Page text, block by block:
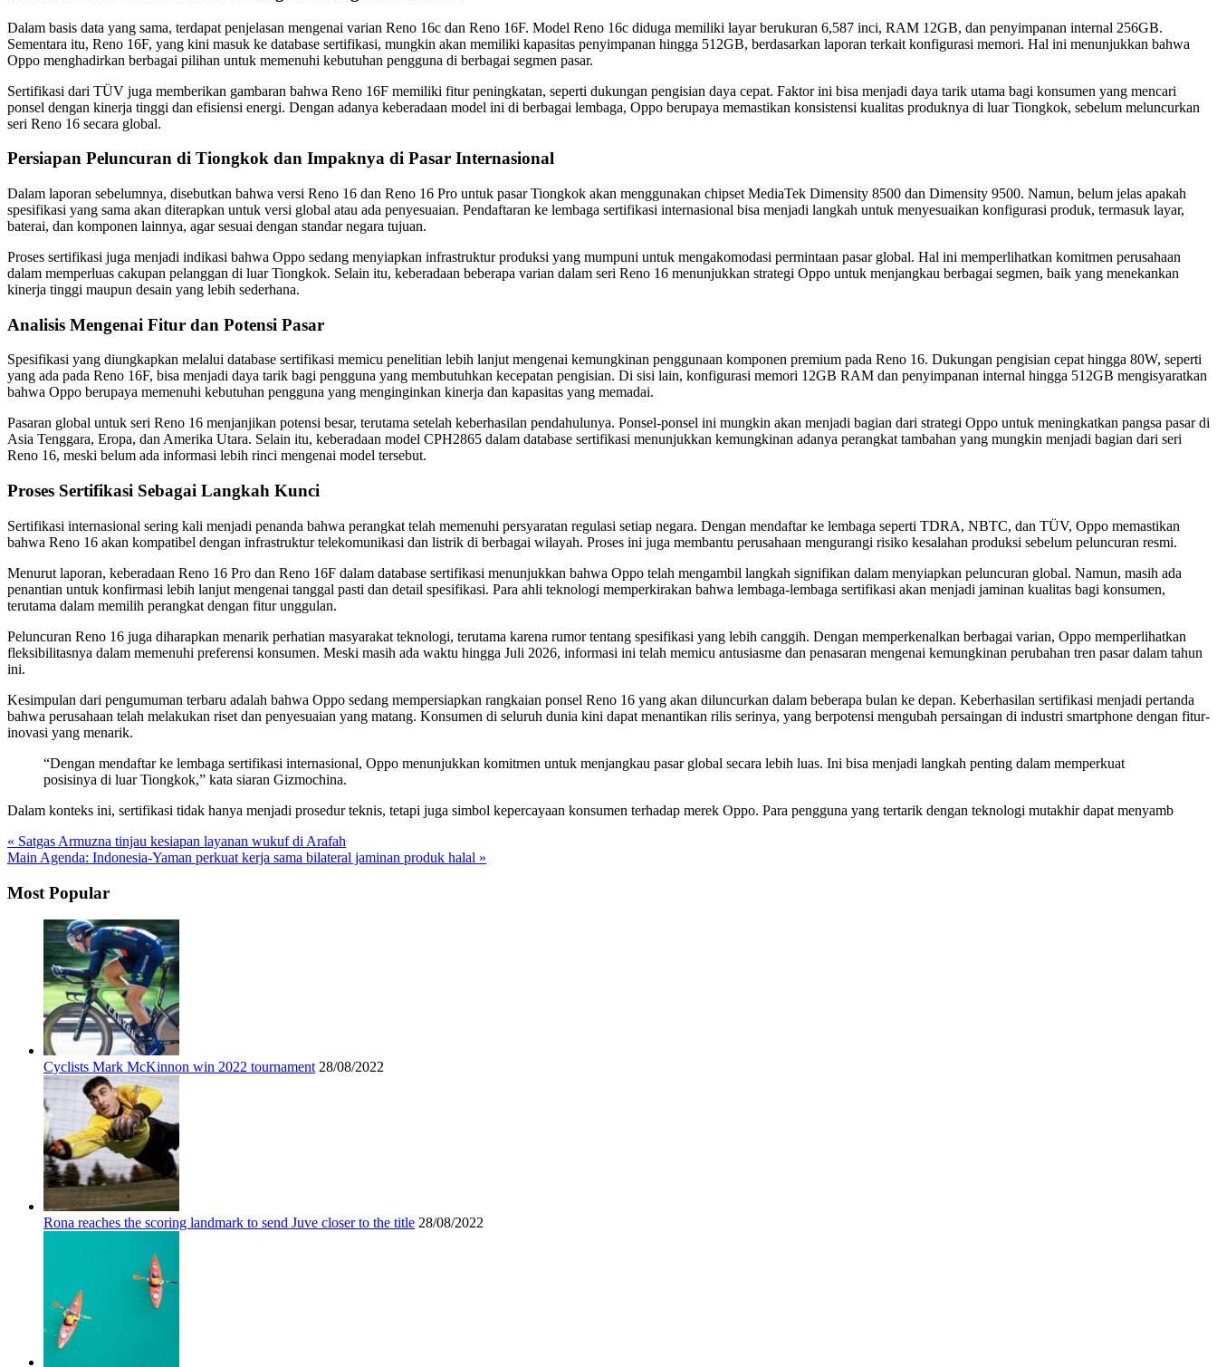
Dalam basis data yang sama, terdapat penjelasan mengenai varian Reno 16c dan Reno 16F. Model Reno 16c diduga memiliki layar berukuran 6,587 inci, RAM 12GB, dan penyimpanan internal 256GB.
Sementara itu, Reno 16F, yang kini masuk ke database sertifikasi, mungkin akan memiliki kapasitas penyimpanan hingga 512GB, berdasarkan laporan terkait konfigurasi memori. Hal ini menunjukkan bahwa
Oppo menghadirkan berbagai pilihan untuk memenuhi kebutuhan pengguna di berbagai segmen pasar.
Sertifikasi dari TÜV juga memberikan gambaran bahwa Reno 16F memiliki fitur peningkatan, seperti dukungan pengisian daya cepat. Faktor ini bisa menjadi daya tarik utama bagi konsumen yang mencari
ponsel dengan kinerja tinggi dan efisiensi energi. Dengan adanya keberadaan model ini di berbagai lembaga, Oppo berupaya memastikan konsistensi kualitas produknya di luar Tiongkok, sebelum meluncurkan
seri Reno 16 secara global.
Persiapan Peluncuran di Tiongkok dan Impaknya di Pasar Internasional
Dalam laporan sebelumnya, disebutkan bahwa versi Reno 16 dan Reno 16 Pro untuk pasar Tiongkok akan menggunakan chipset MediaTek Dimensity 8500 dan Dimensity 9500. Namun, belum jelas apakah
spesifikasi yang sama akan diterapkan untuk versi global atau ada penyesuaian. Pendaftaran ke lembaga sertifikasi internasional bisa menjadi langkah untuk menyesuaikan konfigurasi produk, termasuk layar,
baterai, dan komponen lainnya, agar sesuai dengan standar negara tujuan.
Proses sertifikasi juga menjadi indikasi bahwa Oppo sedang menyiapkan infrastruktur produksi yang mumpuni untuk mengakomodasi permintaan pasar global. Hal ini memperlihatkan komitmen perusahaan
dalam memperluas cakupan pelanggan di luar Tiongkok. Selain itu, keberadaan beberapa varian dalam seri Reno 16 menunjukkan strategi Oppo untuk menjangkau berbagai segmen, baik yang menekankan
kinerja tinggi maupun desain yang lebih sederhana.
Analisis Mengenai Fitur dan Potensi Pasar
Spesifikasi yang diungkapkan melalui database sertifikasi memicu penelitian lebih lanjut mengenai kemungkinan penggunaan komponen premium pada Reno 16. Dukungan pengisian cepat hingga 80W, seperti
yang ada pada Reno 16F, bisa menjadi daya tarik bagi pengguna yang membutuhkan kecepatan pengisian. Di sisi lain, konfigurasi memori 12GB RAM dan penyimpanan internal hingga 512GB mengisyaratkan
bahwa Oppo berupaya memenuhi kebutuhan pengguna yang menginginkan kinerja dan kapasitas yang memadai.
Pasaran global untuk seri Reno 16 menjanjikan potensi besar, terutama setelah keberhasilan pendahulunya. Ponsel-ponsel ini mungkin akan menjadi bagian dari strategi Oppo untuk meningkatkan pangsa pasar di
Asia Tenggara, Eropa, dan Amerika Utara. Selain itu, keberadaan model CPH2865 dalam database sertifikasi menunjukkan kemungkinan adanya perangkat tambahan yang mungkin menjadi bagian dari seri
Reno 16, meski belum ada informasi lebih rinci mengenai model tersebut.
Proses Sertifikasi Sebagai Langkah Kunci
Sertifikasi internasional sering kali menjadi penanda bahwa perangkat telah memenuhi persyaratan regulasi setiap negara. Dengan mendaftar ke lembaga seperti TDRA, NBTC, dan TÜV, Oppo memastikan
bahwa Reno 16 akan kompatibel dengan infrastruktur telekomunikasi dan listrik di berbagai wilayah. Proses ini juga membantu perusahaan mengurangi risiko kesalahan produksi sebelum peluncuran resmi.
Menurut laporan, keberadaan Reno 16 Pro dan Reno 16F dalam database sertifikasi menunjukkan bahwa Oppo telah mengambil langkah signifikan dalam menyiapkan peluncuran global. Namun, masih ada
penantian untuk konfirmasi lebih lanjut mengenai tanggal pasti dan detail spesifikasi. Para ahli teknologi memperkirakan bahwa lembaga-lembaga sertifikasi akan menjadi jaminan kualitas bagi konsumen,
terutama dalam memilih perangkat dengan fitur unggulan.
Peluncuran Reno 16 juga diharapkan menarik perhatian masyarakat teknologi, terutama karena rumor tentang spesifikasi yang lebih canggih. Dengan memperkenalkan berbagai varian, Oppo memperlihatkan
fleksibilitasnya dalam memenuhi preferensi konsumen. Meski masih ada waktu hingga Juli 2026, informasi ini telah memicu antusiasme dan penasaran mengenai kemungkinan perubahan tren pasar dalam tahun
ini.
Kesimpulan dari pengumuman terbaru adalah bahwa Oppo sedang mempersiapkan rangkaian ponsel Reno 16 yang akan diluncurkan dalam beberapa bulan ke depan. Keberhasilan sertifikasi menjadi pertanda
bahwa perusahaan telah melakukan riset dan penyesuaian yang matang. Konsumen di seluruh dunia kini dapat menantikan rilis serinya, yang berpotensi mengubah persaingan di industri smartphone dengan fitur-
inovasi yang menarik.
“Dengan mendaftar ke lembaga sertifikasi internasional, Oppo menunjukkan komitmen untuk menjangkau pasar global secara lebih luas. Ini bisa menjadi langkah penting dalam memperkuat
posisinya di luar Tiongkok,” kata siaran Gizmochina.
Dalam konteks ini, sertifikasi tidak hanya menjadi prosedur teknis, tetapi juga simbol kepercayaan konsumen terhadap merek Oppo. Para pengguna yang tertarik dengan teknologi mutakhir dapat menyamb
« Satgas Armuzna tinjau kesiapan layanan wukuf di Arafah
Main Agenda: Indonesia-Yaman perkuat kerja sama bilateral jaminan produk halal »
Most Popular
Cyclists Mark McKinnon win 2022 tournament 28/08/2022
Rona reaches the scoring landmark to send Juve closer to the title 28/08/2022